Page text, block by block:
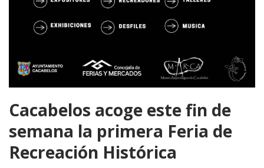
Cacabelos acoge este fin de
semana la primera Feria de
Recreación Histórica